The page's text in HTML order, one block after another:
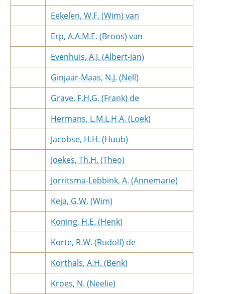
Eekelen, W.F. (Wim) van
Erp, A.A.M.E. (Broos) van
Evenhuis, A.J. (Albert-Jan)
Ginjaar-Maas, N.J. (Nell)
Grave, F.H.G. (Frank) de
Hermans, L.M.L.H.A. (Loek)
Jacobse, H.H. (Huub)
Joekes, Th.H. (Theo)
Jorritsma-Lebbink, A. (Annemarie)
Keja, G.W. (Wim)
Koning, H.E. (Henk)
Korte, R.W. (Rudolf) de
Korthals, A.H. (Benk)
Kroes, N. (Neelie)